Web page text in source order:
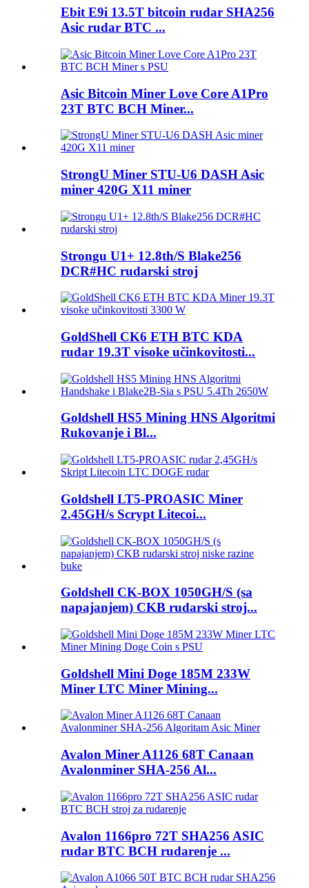
Ebit E9i 13.5T bitcoin rudar SHA256
Asic rudar BTC ...
Asic Bitcoin Miner Love Core A1Pro
23T BTC BCH Miner...
StrongU Miner STU-U6 DASH Asic
miner 420G X11 miner
Strongu U1+ 12.8th/S Blake256
DCR#HC rudarski stroj
GoldShell CK6 ETH BTC KDA
rudar 19.3T visoke učinkovitosti...
Goldshell HS5 Mining HNS Algoritmi
Rukovanje i Bl...
Goldshell LT5-PROASIC Miner
2.45GH/s Scrypt Litecoi...
Goldshell CK-BOX 1050GH/S (sa
napajanjem) CKB rudarski stroj...
Goldshell Mini Doge 185M 233W
Miner LTC Miner Mining...
Avalon Miner A1126 68T Canaan
Avalonminer SHA-256 Al...
Avalon 1166pro 72T SHA256 ASIC
rudar BTC BCH rudarenje ...